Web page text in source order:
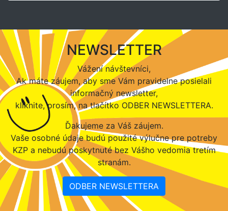
NEWSLETTER
Vážení návštevníci,
Ak máte záujem, aby sme Vám pravidelne posielali
informačný newsletter,
kliknite, prosím, na tlačítko ODBER NEWSLETTERA.
Ďakujeme za Váš záujem.
Vaše osobné údaje budú použité výlučne pre potreby
KZP a nebudú poskytnuté bez Vášho vedomia tretím
stranám.
ODBER NEWSLETTERA